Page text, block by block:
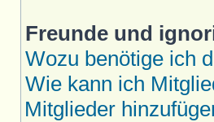
Freunde und
Wozu benötige ich
Wie kann ich
Mitglieder